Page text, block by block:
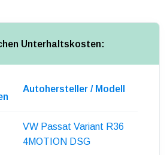
Unterhaltskosten:
Autohersteller / Modell
VW Passat Variant R36
4MOTION DSG